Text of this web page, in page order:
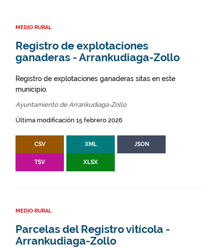
MEDIO RURAL
Registro de explotaciones
ganaderas - Arrankudiaga-Zollo
Registro de explotaciones ganaderas sitas en este
municipio.
Ayuntamiento de Arrankudiaga-Zollo
Última modificación 15 febrero 2026
CSV XML JSON
TSV XLSX
MEDIO RURAL
Parcelas del Registro vitícola -
Arrankudiaga-Zollo